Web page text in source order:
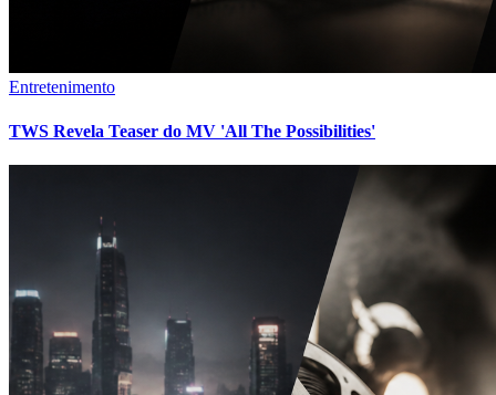
Entretenimento
TWS Revela Teaser do MV 'All The Possibilities'